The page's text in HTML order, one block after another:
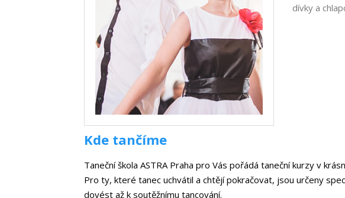
dívky a
Kde tančíme
Taneční škola ASTRA Praha pro Vás pořádá taneční kurzy v
Pro ty, které tanec uchvátil a chtějí pokračovat, jsou určeny
dovést až k soutěžnímu tancování.